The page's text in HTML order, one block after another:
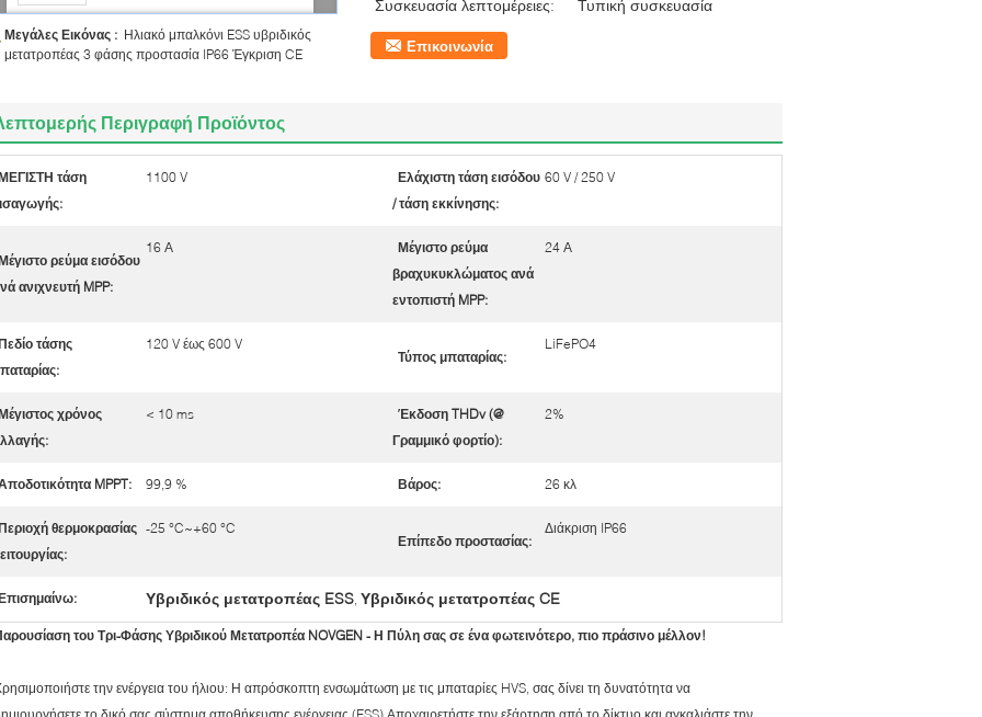
Μεγάλες Εικόνας : Ηλιακό μπαλκόνι ESS υβριδικός
μετατροπέας 3 φάσης προστασία IP66 Έγκριση CE
Συσκευασία λεπτομέρειες:
Τυπική συσκευασία
Επικοινωνία
Περιγραφή Προϊόντος
τάση
1100 V
Ελάχιστη τάση εισόδου
/ τάση εκκίνησης:
60 V / 250 V
ρεύμα εισόδου
ανιχνευτή MPP:
16 Α
Μέγιστο ρεύμα
βραχυκυκλώματος ανά
εντοπιστή MPP:
24 Α
τάσης
120 V έως 600 V
Τύπος μπαταρίας:
LiFePO4
χρόνος
< 10 ms
Έκδοση THDv (@
Γραμμικό φορτίο):
2%
MPPT: 99,9 % Βάρος: 26 κλ
θερμοκρασίας -25 °C~+60 °C
Επίπεδο προστασίας:
Διάκριση IP66
Υβριδικός μετατροπέας ESS, Υβριδικός μετατροπέας CE
του Τρι-Φάσης Υβριδικού Μετατροπέα NOVGEN - Η Πύλη σας σε ένα φωτεινότερο, πιο πράσινο μέλλον!
την ενέργεια του ήλιου: Η απρόσκοπτη ενσωμάτωση με τις μπαταρίες HVS, σας δίνει τη δυνατότητα να